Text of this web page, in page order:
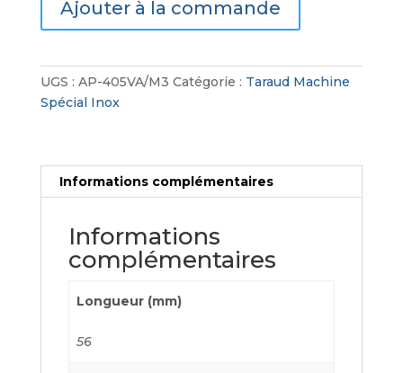
Machine
Spécial
-
Pas
0,50
Ajouter à la commande
UGS : AP-405VA/M3 Catégorie : Taraud Machine
Spécial Inox
Informations complémentaires
Informations
complémentaires
Longueur (mm)
56